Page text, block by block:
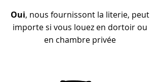
Oui, nous fournissont la literie, peut
importe si vous louez en dortoir ou
en chambre privée